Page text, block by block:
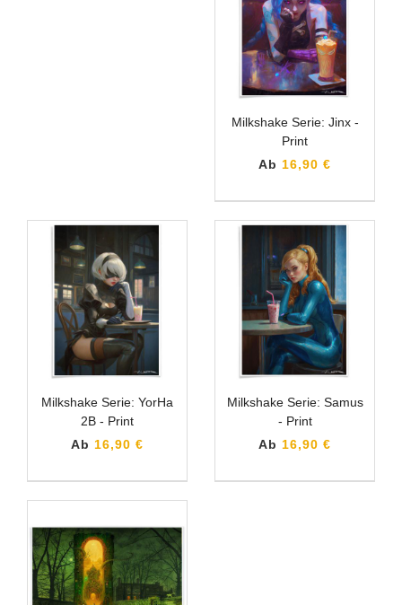
Milkshake Serie: Jinx -
Print
Ab 16,90 €
Milkshake Serie: YorHa
2B - Print
Ab 16,90 €
Milkshake Serie: Samus
- Print
Ab 16,90 €